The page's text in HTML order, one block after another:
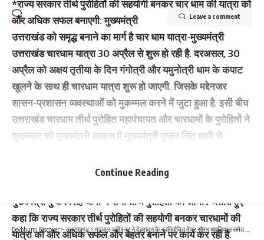
Leave a comment
*राज्य सरकार तीर्थ पुरोहितों की सहयोगी बनकर चार धाम की यात्रा को
और अधिक सफल बनाएगी: मुख्यमंत्री
उत्तराखंड को समृद्ध बनाने का मार्ग है चार धाम यात्रा-मुख्यमंत्री
उत्तराखंड चारधाम यात्रा 30 अप्रैल से शुरू हो रही है. दरअसल, 30
अप्रैल को अक्षय तृतीया के दिन गंगोत्री और यमुनोत्री धाम के कपाट
खुलने के साथ ही चारधाम यात्रा शुरू हो जाएगी. जिसके मद्देनजर
शासन-प्रशासन व्यवस्थाओं को मुकम्मल करने में जुटा हुआ है. इसी बीच
उत्तराखंड चारधाम तीर्थ पुरोहित महापंचायत और चारधामों के पुरोहितों ने
शुक्रवार को मुख्यमंत्री आवास में मुख्यमंत्री पुष्कर सिंह धामी से
आभार व्यक्त किया. वहीं, मुख्यमंत्री पुष्कर सिंह धामी ने चारधाम यात्रा
मुख्यमंत्री पुष्कर सिंह धामी ने सभी तीर्थ पुरोहितों का आभार जताते हुए
कहा कि राज्य सरकार तीर्थ पुरोहितों की सहयोगी बनकर चारधामों की
यात्रा को और अधिक सफल और बेहतर बनाने पर कार्य कर रही है.
Continue Reading
Devbhumi Discover > उत्तराखण्ड > गढ़वाल कमिश्नर ने देहरादून के नवनिर्वाचित मेयर सौरभ थपलियाल समेत तमाम पार्षदों को पद और गोपनीयता की दिलाई शपथ